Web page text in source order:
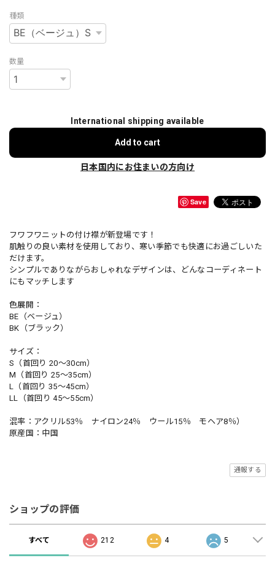
種類
数量
International shipping available
Add to cart
日本国内にお住まいの方向け
Save
フワフワニットの付け襟が新登場です！
肌触りの良い素材を使用しており、寒い季節でも快適にお過ごしいた
だけます。
シンプルでありながらおしゃれなデザインは、どんなコーディネート
にもマッチします
色展開：
BE（ベージュ）
BK（ブラック）
サイズ：
S（首回り 20～30cm）
M（首回り 25～35cm）
L（首回り 35～45cm）
LL（首回り 45～55cm）
混率：アクリル53％ ナイロン24％ ウール15％ モヘア8％）
原産国：中国
通報する
ショップの評価
すべて 212 4 5